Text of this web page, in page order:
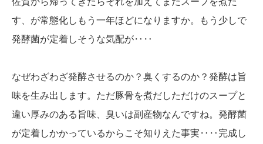
す、が常態化しもう一年ほどになりますか。もう少しで
発酵菌が定着しそうな気配が‥‥
なぜわざわざ発酵させるのか？臭くするのか？発酵は旨
味を生み出します。ただ豚骨を煮だしただけのスープと
違い厚みのある旨味、臭いは副産物なんですね。発酵菌
が定着しかかっているからこそ知りえた事実‥‥完成し